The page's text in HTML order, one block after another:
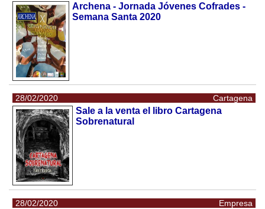
Archena - Jornada Jóvenes Cofrades -
Semana Santa 2020
28/02/2020 Cartagena
Sale a la venta el libro Cartagena
Sobrenatural
28/02/2020 Empresa